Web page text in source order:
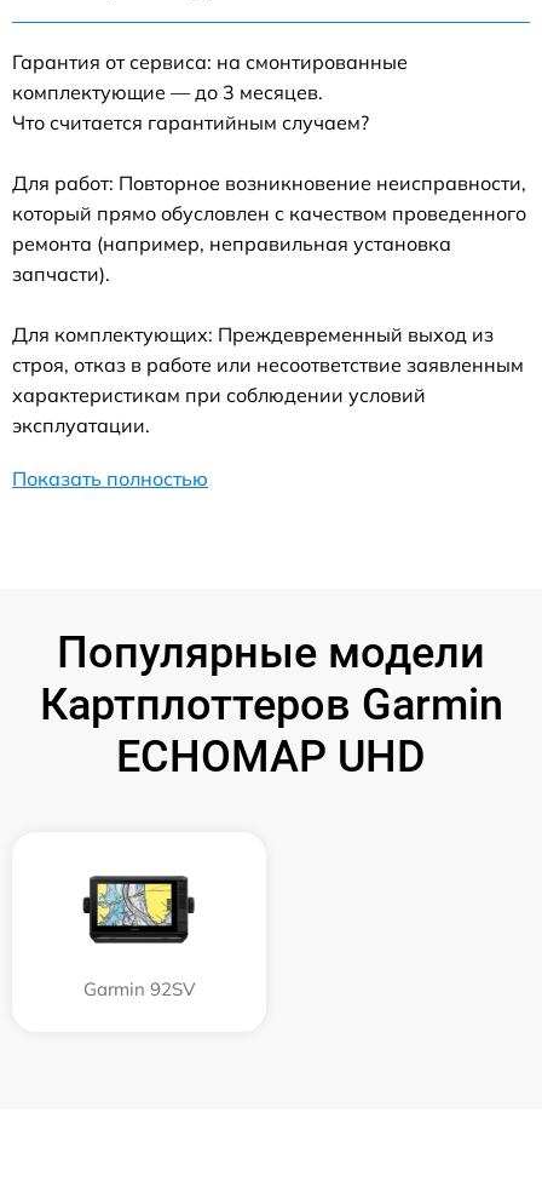
Гарантия от сервиса: на смонтированные
комплектующие — до 3 месяцев.
Что считается гарантийным случаем?
Для работ: Повторное возникновение неисправности,
который прямо обусловлен с качеством проведенного
ремонта (например, неправильная установка
запчасти).
Для комплектующих: Преждевременный выход из
строя, отказ в работе или несоответствие заявленным
характеристикам при соблюдении условий
эксплуатации.
Показать полностью
Популярные модели
Картплоттеров Garmin
ECHOMAP UHD
Garmin 92SV